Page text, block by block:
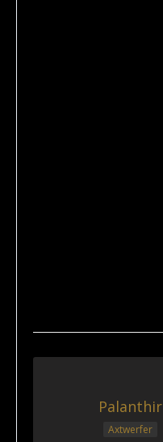
Palanthir
Axtwerfer